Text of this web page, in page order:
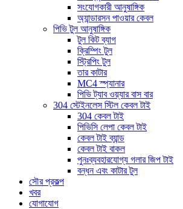
সংযোগকারী আনুষাঙ্গিক
অ্যান্ডারসন পাওয়ার কেবল
পিভি টুল আনুষাঙ্গিক
টুল কিট ব্যাগ
ক্রিম্পিং টুল
স্ট্রিপিং টুল
তার কাটার
MC4 স্প্যানার
পিভি ট্যাব ওয়্যার বাস বার
304 স্টেইনলেস স্টিল কেবল টাই
304 কেবল টাই
পিভিসি লেপা কেবল টাই
কেবল টাই ব্যান্ড
কেবল টাই বাকল
পুনঃব্যবহারযোগ্য গলার জিপ টাই
বন্ধন এবং কাটার টুল
সৌর প্রকল্প
খবর
যোগাযোগ